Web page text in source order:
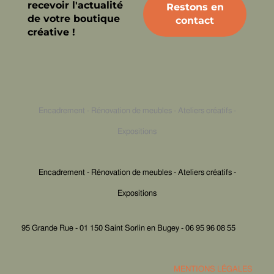
recevoir l'actualité
de votre boutique
créative !
Encadrement - Rénovation de meubles - Ateliers créatifs -
Expositions
Encadrement - Rénovation de meubles - Ateliers créatifs -
Expositions
95 Grande Rue - 01 150 Saint Sorlin en Bugey - 06 95 96 08 55
MENTIONS LÉGALES